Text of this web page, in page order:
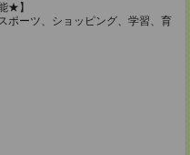
★】
ポーツ、ショッピング、学習、育